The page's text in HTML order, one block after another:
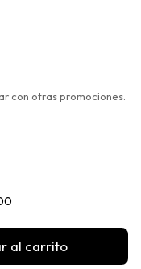
con otras promociones.